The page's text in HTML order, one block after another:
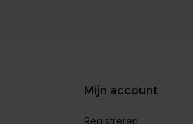
Mijn account
Registreren